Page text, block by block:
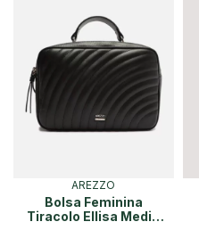
AREZZO
Bolsa Feminina
Tiracolo Ellisa Media